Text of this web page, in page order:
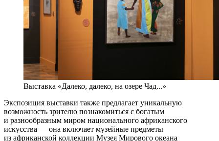
Выставка «Далеко, далеко, на озере Чад...»
Экспозиция выставки также предлагает уникальную
возможность зрителю познакомиться с богатым
и разнообразным миром национального африканского
искусства — она включает музейные предметы
из африканской коллекции Музея Мирового океана